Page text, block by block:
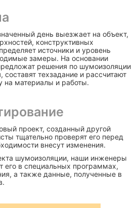
день выезжает на объект,
конструктивных
источники и уровень
замеры. На основании
решения по шумоизоляции
техзадание и рассчитают
на материалы и работы.
проект, созданный другой
тщательно проверят его перед
внесут изменения.
шумоизоляции, наши инженеры
его в специальных программах,
а также данные, полученные в